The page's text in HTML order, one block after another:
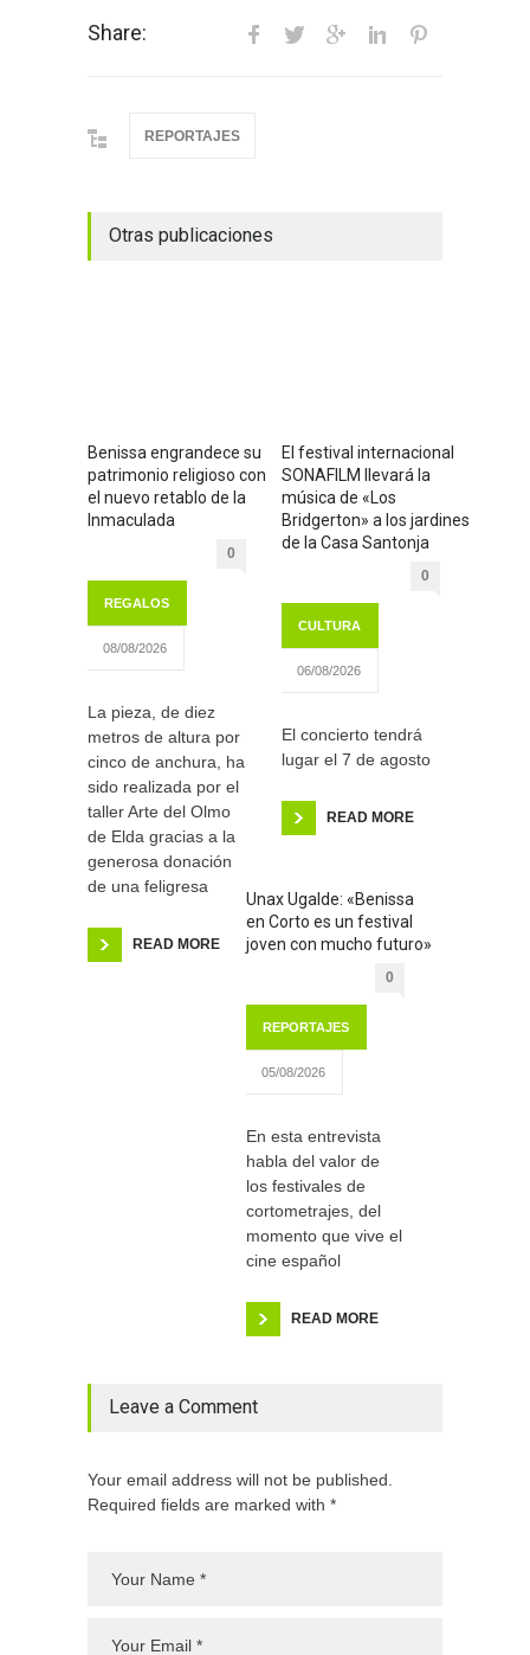
Share:
REPORTAJES
Otras publicaciones
Benissa engrandece su
patrimonio religioso con
el nuevo retablo de la
Inmaculada
0
REGALOS
08/08/2026
La pieza, de diez
metros de altura por
cinco de anchura, ha
sido realizada por el
taller Arte del Olmo
de Elda gracias a la
generosa donación
de una feligresa
READ MORE
El festival internacional
SONAFILM llevará la
música de «Los
Bridgerton» a los jardines
de la Casa Santonja
0
CULTURA
06/08/2026
El concierto tendrá
lugar el 7 de agosto
READ MORE
Unax Ugalde: «Benissa
en Corto es un festival
joven con mucho futuro»
0
REPORTAJES
05/08/2026
En esta entrevista
habla del valor de
los festivales de
cortometrajes, del
momento que vive el
cine español
READ MORE
Leave a Comment
Your email address will not be published.
Required fields are marked with *